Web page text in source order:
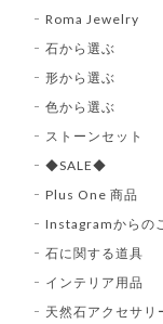
Roma Jewelry
石から選ぶ
形から選ぶ
色から選ぶ
ストーンセット
◆SALE◆
Plus One 商品
Instagramからの
石に関する道具
インテリア用品
天然石アクセサリ